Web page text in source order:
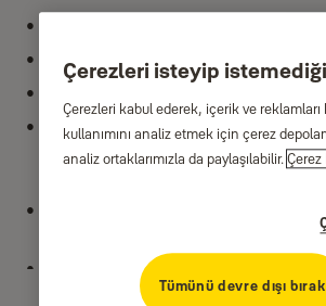
Halkanın kesilmesi, bükülmesi ve çekilmesi
saldırılara karşı EN12320:2012
saate kadar korozyon direnci testine tabi
Sürdürebilirlik için Yale asma kilit
Daha fazlasını göster
Çerezleri isteyip
Çerezleri kabul ederek, içerik ve
kullanımını analiz etmek için çerez
analiz ortaklarımızla da paylaşılabilir.Çerez
Tümünü devre dışı bırak